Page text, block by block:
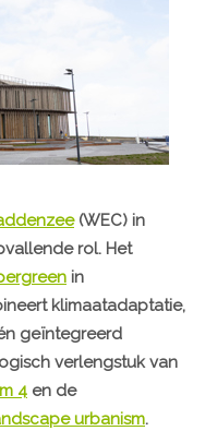
(WEC) in
rol. Het
in
klimaatadaptatie,
geïntegreerd
verlengstuk van
4 en de
urbanism.